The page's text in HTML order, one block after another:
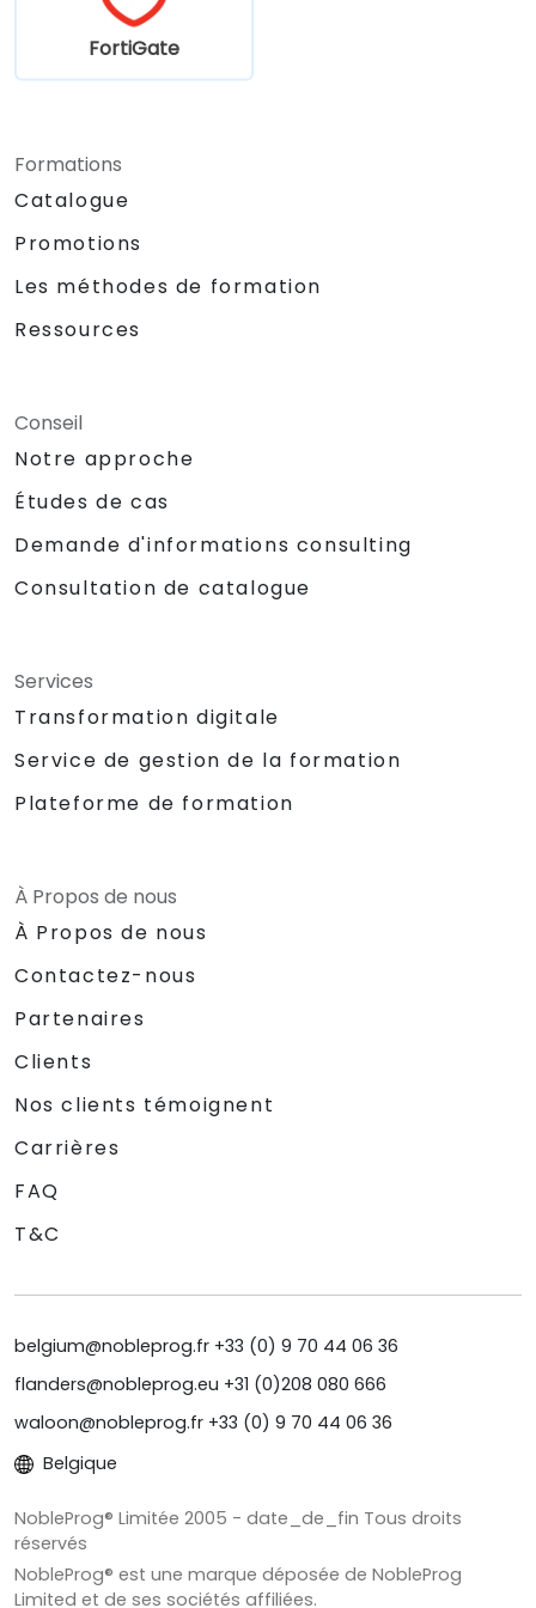
FortiGate
Formations
Catalogue
Promotions
Les méthodes de formation
Ressources
Conseil
Notre approche
Études de cas
Demande d'informations consulting
Consultation de catalogue
Services
Transformation digitale
Service de gestion de la formation
Plateforme de formation
À Propos de nous
À Propos de nous
Contactez-nous
Partenaires
Clients
Nos clients témoignent
Carrières
FAQ
T&C
belgium@nobleprog.fr +33 (0) 9 70 44 06 36
flanders@nobleprog.eu +31 (0)208 080 666
waloon@nobleprog.fr +33 (0) 9 70 44 06 36
Belgique
NobleProg® Limitée 2005 - date_de_fin Tous droits
réservés
NobleProg® est une marque déposée de NobleProg
Limited et de ses sociétés affiliées.